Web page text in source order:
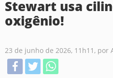
Stewart usa
oxigênio!
23 de junho de 2026, 11h11, por